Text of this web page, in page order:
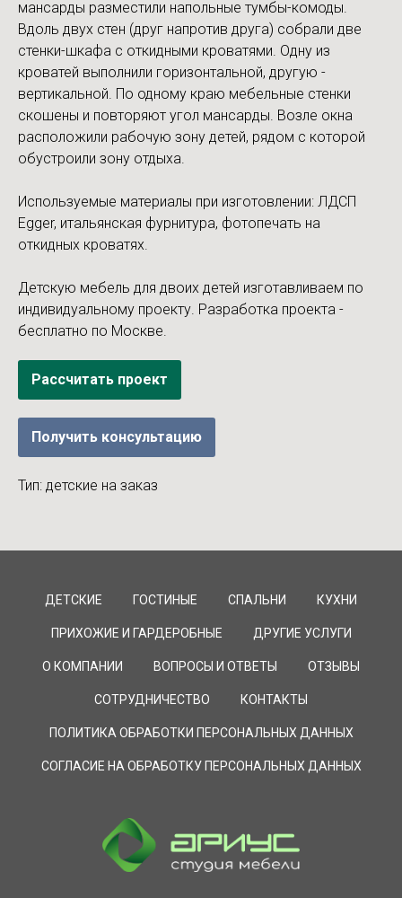
мансарды разместили напольные тумбы-комоды.
Вдоль двух стен (друг напротив друга) собрали две
стенки-шкафа с откидными кроватями. Одну из
кроватей выполнили горизонтальной, другую -
вертикальной. По одному краю мебельные стенки
скошены и повторяют угол мансарды. Возле окна
расположили рабочую зону детей, рядом с которой
обустроили зону отдыха.
Используемые материалы при изготовлении: ЛДСП
Egger, итальянская фурнитура, фотопечать на
откидных кроватях.
Детскую мебель для двоих детей изготавливаем по
индивидуальному проекту. Разработка проекта -
бесплатно по Москве.
Рассчитать проект
Получить консультацию
Тип: детские на заказ
ДЕТСКИЕ ГОСТИНЫЕ СПАЛЬНИ КУХНИ
ПРИХОЖИЕ И ГАРДЕРОБНЫЕ ДРУГИЕ УСЛУГИ
О КОМПАНИИ ВОПРОСЫ И ОТВЕТЫ ОТЗЫВЫ
СОТРУДНИЧЕСТВО КОНТАКТЫ
ПОЛИТИКА ОБРАБОТКИ ПЕРСОНАЛЬНЫХ ДАННЫХ
СОГЛАСИЕ НА ОБРАБОТКУ ПЕРСОНАЛЬНЫХ ДАННЫХ